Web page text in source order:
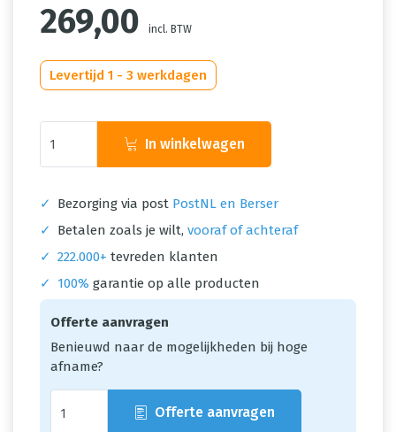
269,00 incl. BTW
Levertijd 1 - 3 werkdagen
In winkelwagen
✓ Bezorging via post PostNL en Berser
✓
Betalen zoals je wilt, vooraf of achteraf
✓ 222.000+ tevreden klanten
✓
100% garantie op alle producten
Offerte aanvragen
Benieuwd naar de mogelijkheden bij hoge
afname?
Offerte aanvragen